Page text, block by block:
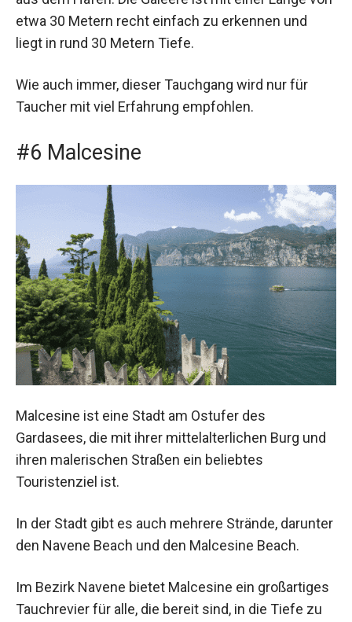
etwa 30 Metern recht einfach zu erkennen und
liegt in rund 30 Metern Tiefe.
Wie auch immer, dieser Tauchgang wird nur für
Taucher mit viel Erfahrung empfohlen.
#6 Malcesine
Malcesine ist eine Stadt am Ostufer des
Gardasees, die mit ihrer mittelalterlichen Burg und
ihren malerischen Straßen ein beliebtes
Touristenziel ist.
In der Stadt gibt es auch mehrere Strände, darunter
den Navene Beach und den Malcesine Beach.
Im Bezirk Navene bietet Malcesine ein großartiges
Tauchrevier für alle, die bereit sind, in die Tiefe zu